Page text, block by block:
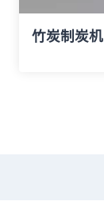
竹炭制炭机